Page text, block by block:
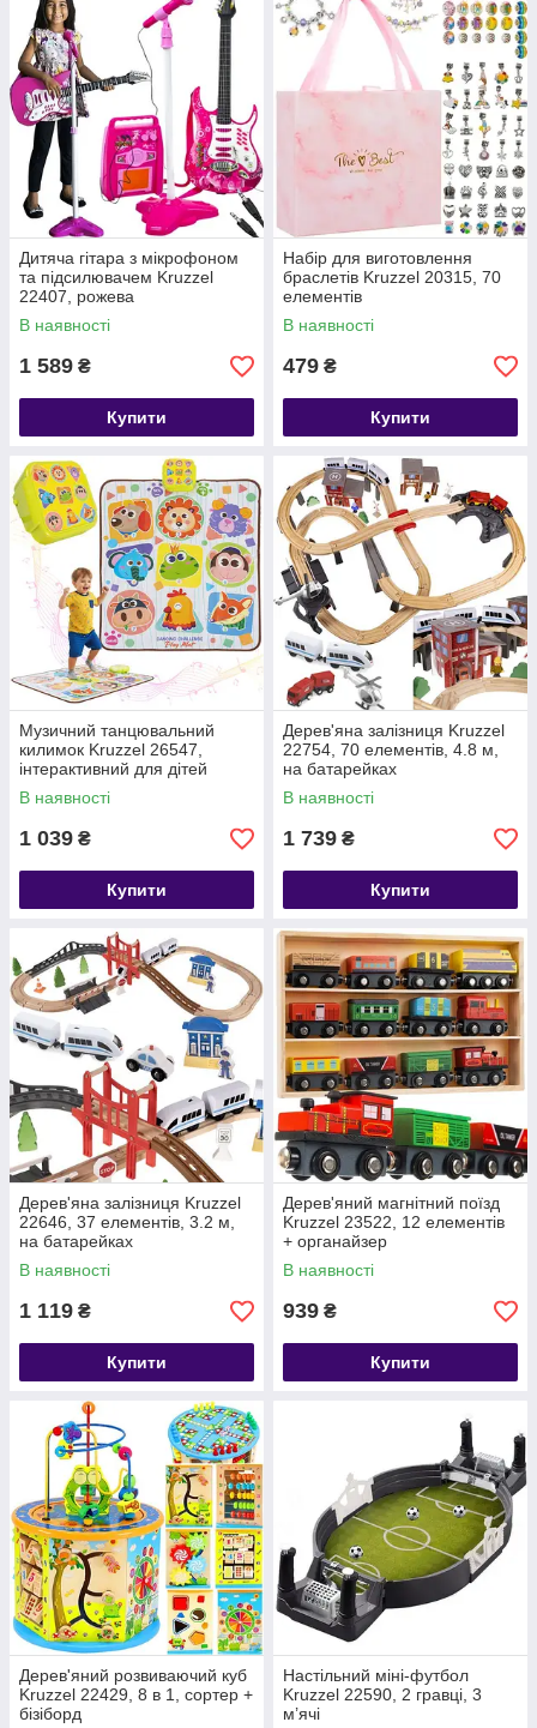
Дитяча гітара з мікрофоном
та підсилювачем Kruzzel
22407, рожева
В наявності
1 589 ₴
Купити
Набір для виготовлення
браслетів Kruzzel 20315, 70
елементів
В наявності
479 ₴
Купити
Музичний танцювальний
килимок Kruzzel 26547,
інтерактивний для дітей
В наявності
1 039 ₴
Купити
Дерев'яна залізниця Kruzzel
22754, 70 елементів, 4.8 м,
на батарейках
В наявності
1 739 ₴
Купити
Дерев'яна залізниця Kruzzel
22646, 37 елементів, 3.2 м,
на батарейках
В наявності
1 119 ₴
Купити
Дерев'яний магнітний поїзд
Kruzzel 23522, 12 елементів
+ органайзер
В наявності
939 ₴
Купити
Дерев'яний розвиваючий куб
Kruzzel 22429, 8 в 1, сортер +
бізіборд
Настільний міні-футбол
Kruzzel 22590, 2 гравці, 3
м’ячі